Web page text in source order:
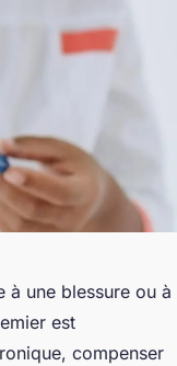
à une blessure ou à
est
compenser